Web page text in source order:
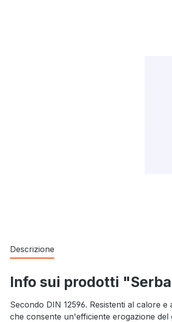
Descrizione
Info sui prodotti
Secondo DIN 12596. Resistenti al calore
che consente un'efficiente erogazione del